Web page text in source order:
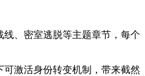
线、密室逃脱等主题章节，每个
可激活身份转变机制，带来截然